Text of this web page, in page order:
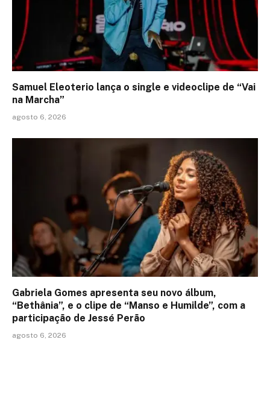
Samuel Eleoterio lança o single e videoclipe de “Vai
na Marcha”
agosto 6, 2026
Gabriela Gomes apresenta seu novo álbum,
“Bethânia”, e o clipe de “Manso e Humilde”, com a
participação de Jessé Perão
agosto 6, 2026